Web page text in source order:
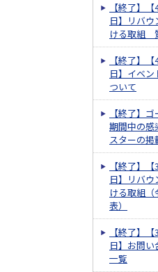
【終了】
日】リバ
ける取組
【終了】
日】イベ
ついて
【終了】
期間中の感
スターの掲
【終了】
日】リバ
ける取組
表）
【終了】
日】お問
一覧